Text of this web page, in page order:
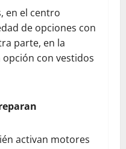
en el centro
de opciones con
parte, en la
opción con vestidos
activan motores